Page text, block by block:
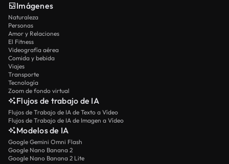
Imágenes
Naturaleza
Personas
Amor y Relaciones
El Fitness
Videografía aérea
Comida y bebida
Viajes
Transporte
Tecnología
Zoom de fondo virtual
Flujos de trabajo de IA
Flujos de Trabajo de IA de Texto a Vídeo
Flujos de Trabajo de IA de Imagen a Vídeo
Modelos de IA
Google Gemini Omni Flash
Google Nano Banana 2
Google Nano Banana 2 Lite